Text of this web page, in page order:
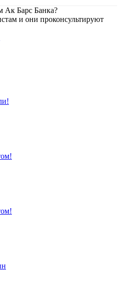
Ак Барс Банка?
и они проконсультируют